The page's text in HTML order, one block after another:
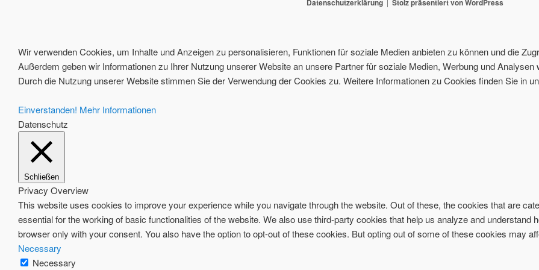
Datenschutzerklärung Stolz präsentiert von WordPress
Wir verwenden Cookies, um Inhalte und Anzeigen zu personalisieren, Funktionen für soziale Medien anbieten zu können und die
Außerdem geben wir Informationen zu Ihrer Nutzung unserer Website an unsere Partner für soziale Medien, Werbung und Analysen
Durch die Nutzung unserer Website stimmen Sie der Verwendung der Cookies zu. Weitere Informationen zu Cookies finden Sie in
Einverstanden! Mehr Informationen
Datenschutz
Schließen
Privacy Overview
This website uses cookies to improve your experience while you navigate through the website. Out of these, the cookies that are
essential for the working of basic functionalities of the website. We also use third-party cookies that help us analyze and
browser only with your consent. You also have the option to opt-out of these cookies. But opting out of some of these cookies may
Necessary
Necessary